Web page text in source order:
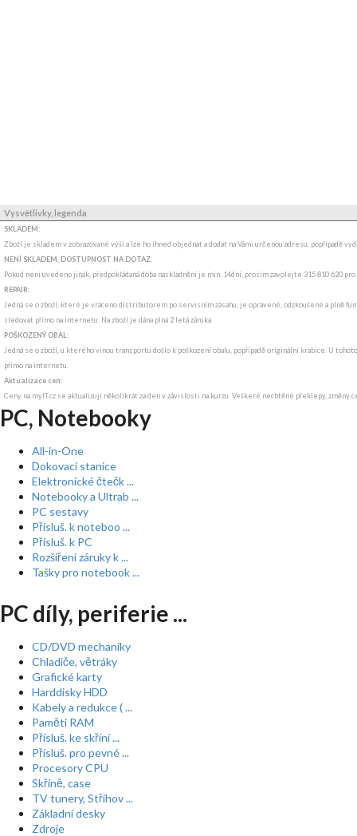
Vysvětlivky, legenda
SKLADEM:
Zboží je skladem v zobrazované výši a lze ho ihned objednat a dodat na Vámi určenou adresu, popřípadě
NENÍ SKLADEM, DOSTUPNOST NA DOTAZ:
Pokud není uvedeno jinak, předpokládaná doba naskladnění je min. 14dní, prosím zavolejte 315 810 620
REPAIR:
Jedná se o zboží, které je vráceno distributorem po servisním zásahu, je opravené, odzkoušené a plně
sledovat přímo na internetu. Na zboží je dána plná 2 letá záruka.
POŠKOZENÝ OBAL:
Jedná se o zboží, u kterého vinou transportu došlo k poškození obalu, popřípadě originální krabice. U
přímo na internetu.
Aktualizace cen:
Ceny na myIT.cz se aktualizují několikrát za den v závislosti na kurzu. Veškeré nechtěné překlepy, změny
PC, Notebooky
All-in-One
Dokovací stanice
Elektronické čtečk ...
Notebooky a Ultrab ...
PC sestavy
Přísluš. k noteboo ...
Přísluš. k PC
Rozšíření záruky k ...
Tašky pro notebook ...
PC díly, periferie ...
CD/DVD mechaniky
Chladiče, větráky
Grafické karty
Harddisky HDD
Kabely a redukce ( ...
Paměti RAM
Přísluš. ke skříní ...
Přísluš. pro pevné ...
Procesory CPU
Skříně, case
TV tunery, Střihov ...
Základní desky
Zdroje